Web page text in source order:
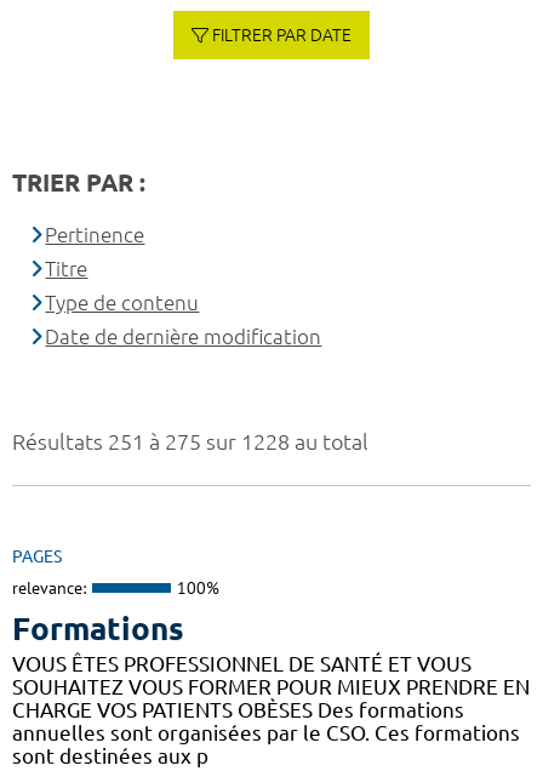
Résultats 251 à 275 sur 1228 au total
PAGES
relevance: 100%
Formations
VOUS ÊTES PROFESSIONNEL DE SANTÉ ET VOUS
SOUHAITEZ VOUS FORMER POUR MIEUX PRENDRE EN
CHARGE VOS PATIENTS OBÈSES Des formations
annuelles sont organisées par le CSO. Ces formations
sont destinées aux p
FILTRER PAR DATE
TRIER PAR :
Pertinence
Titre
Type de contenu
Date de dernière modification